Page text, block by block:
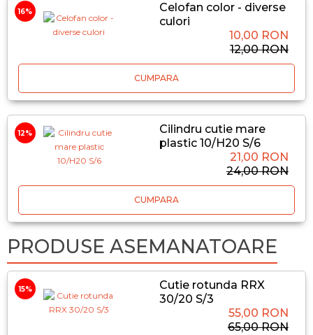
16%
Celofan color - diverse
culori
10,00 RON
12,00 RON
CUMPARA
12%
Cilindru cutie mare
plastic 10/H20 S/6
21,00 RON
24,00 RON
CUMPARA
PRODUSE ASEMANATOARE
15%
Cutie rotunda RRX
30/20 S/3
55,00 RON
65,00 RON